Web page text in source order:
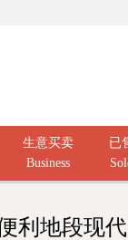
生意买卖
Business
已
利地段现